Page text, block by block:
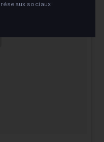
sociaux!